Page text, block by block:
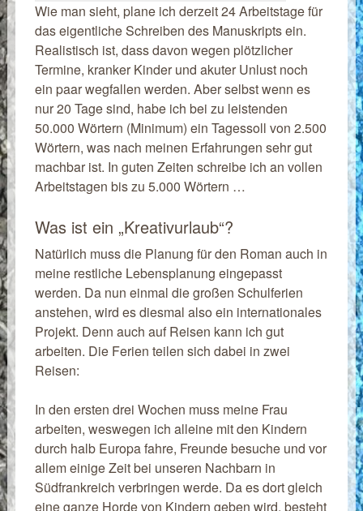
Wie man sieht, plane ich derzeit 24 Arbeitstage für
das eigentliche Schreiben des Manuskripts ein.
Realistisch ist, dass davon wegen plötzlicher
Termine, kranker Kinder und akuter Unlust noch
ein paar wegfallen werden. Aber selbst wenn es
nur 20 Tage sind, habe ich bei zu leistenden
50.000 Wörtern (Minimum) ein Tagessoll von 2.500
Wörtern, was nach meinen Erfahrungen sehr gut
machbar ist. In guten Zeiten schreibe ich an vollen
Arbeitstagen bis zu 5.000 Wörtern …
Was ist ein „Kreativurlaub“?
Natürlich muss die Planung für den Roman auch in
meine restliche Lebensplanung eingepasst
werden. Da nun einmal die großen Schulferien
anstehen, wird es diesmal also ein internationales
Projekt. Denn auch auf Reisen kann ich gut
arbeiten. Die Ferien teilen sich dabei in zwei
Reisen:
In den ersten drei Wochen muss meine Frau
arbeiten, weswegen ich alleine mit den Kindern
durch halb Europa fahre, Freunde besuche und vor
allem einige Zeit bei unseren Nachbarn in
Südfrankreich verbringen werde. Da es dort gleich
eine ganze Horde von Kindern geben wird, besteht